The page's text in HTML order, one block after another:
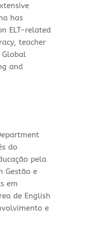
has
ELT-related
teacher
and
do
pela
Gestão e
em
de English
e